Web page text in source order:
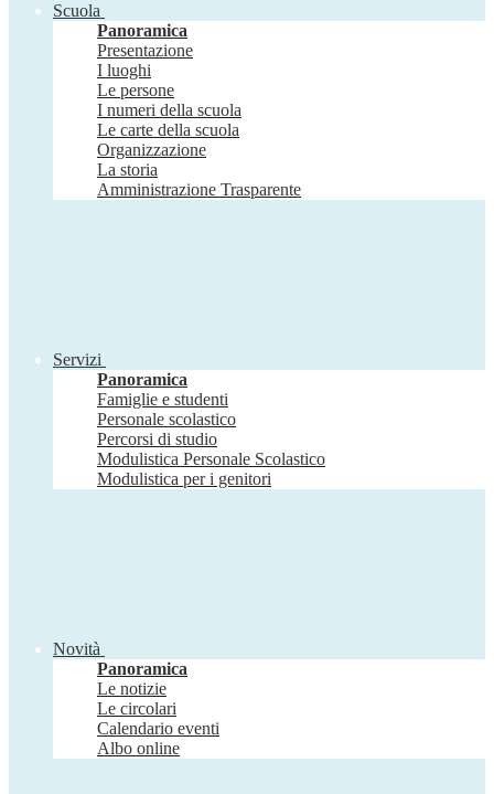
Scuola
Panoramica
Presentazione
I luoghi
Le persone
I numeri della scuola
Le carte della scuola
Organizzazione
La storia
Amministrazione Trasparente
Servizi
Panoramica
Famiglie e studenti
Personale scolastico
Percorsi di studio
Modulistica Personale Scolastico
Modulistica per i genitori
Novità
Panoramica
Le notizie
Le circolari
Calendario eventi
Albo online